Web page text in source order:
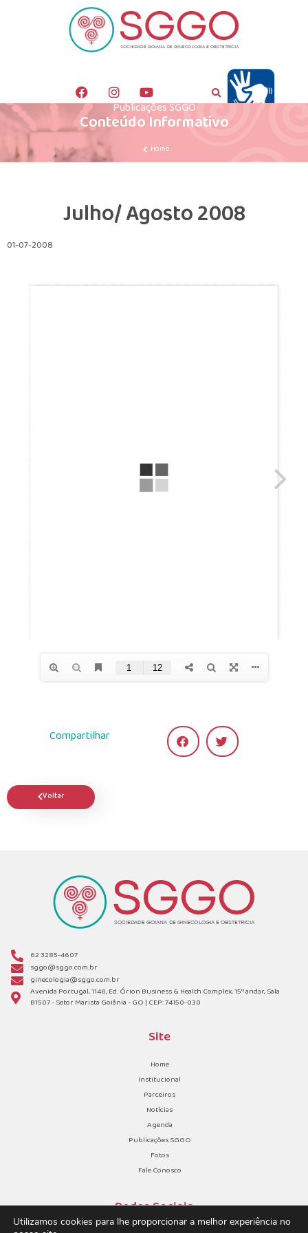
Publicações SGGO
Conteúdo Informativo
Home
Julho/ Agosto 2008
01-07-2008
Compartilhar
Voltar
62 3285-4607
sggo@sggo.com.br
ginecologia@sggo.com.br
Avenida Portugal, 1148, Ed. Órion Business & Health Complex, 15º andar, Sala
B1507 - Setor Marista Goiânia - GO | CEP: 74150-030
Site
Home
Institucional
Parceiros
Notícias
Agenda
Publicações SGGO
Fotos
Fale Conosco
Redes Sociais
Utilizamos cookies para lhe proporcionar a melhor experiência no